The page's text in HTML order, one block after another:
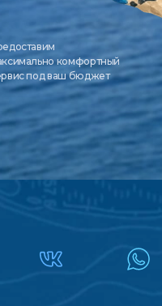
комфортный
под ваш бюджет